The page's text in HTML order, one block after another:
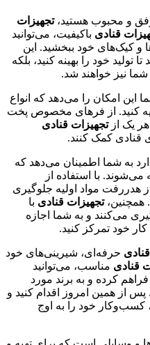
و محبوب هستید،تجهیزات
قنادی باکیفیت، می‌توانید
کیک‌های خود ببخشید. این
تولید خود را بهینه کنید، بلکه
نیز خواهند شد.
این امکان را می‌دهد که انواع
کنید. از فرهای مخصوص پخت
یک ازتجهیزات قنادی
قنادی کمک کنند.
به شما اطمینان می‌دهد که
با استفاده از
هدررفت مواد اولیه جلوگیری
همچنین،تجهیزات قنادی با
می‌کنند و به شما اجازه
خود تمرکز کنید.
حرفه‌ای، شیرینی‌های خود
قنادی مناسب، می‌توانید
کرده و به برند مورد
از همین امروز اقدام کنید و
، کسب‌وکار خود را به اوج